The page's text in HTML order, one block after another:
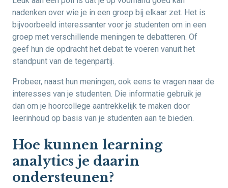
nadenken over wie je in een groep bij elkaar zet. Het is
bijvoorbeeld interessanter voor je studenten om in een
groep met verschillende meningen te debatteren. Of
geef hun de opdracht het debat te voeren vanuit het
standpunt van de tegenpartij.
Probeer, naast hun meningen, ook eens te vragen naar de
interesses van je studenten. Die informatie gebruik je
dan om je hoorcollege aantrekkelijk te maken door
leerinhoud op basis van je studenten aan te bieden.
Hoe kunnen learning
analytics je daarin
ondersteunen?